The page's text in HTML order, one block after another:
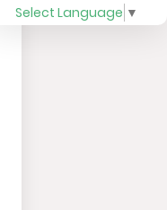
Select Language ▼